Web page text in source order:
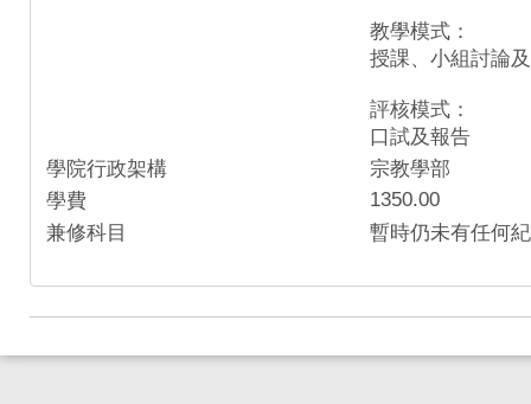
教學模式：
授課、小組討論
評核模式：
口試及報告
學院行政架構
宗教學部
學費
1350.00
兼修科目
暫時仍未有任何